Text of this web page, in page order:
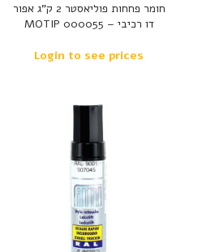
חומר פחחות פוליאסטר 2 ק”ג אפור
דו רכיבי – MOTIP 000055
Login to see prices